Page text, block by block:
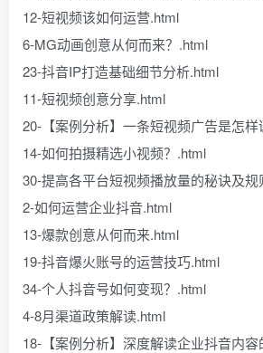
12-短视频该如何运营.html
6-MG动画创意从何而来？.html
23-抖音IP打造基础细节分析.html
11-短视频创意分享.html
20-【案例分析】一条短视频广告是怎样
14-如何拍摄精选小视频？.html
30-提高各平台短视频播放量的秘诀及规
2-如何运营企业抖音.html
13-爆款创意从何而来.html
19-抖音爆火账号的运营技巧.html
34-个人抖音号如何变现？.html
4-8月渠道政策解读.html
18-【案例分析】深度解读企业抖音内